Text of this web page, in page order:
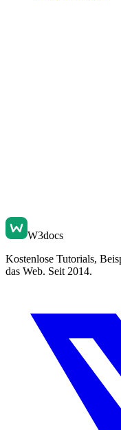
W3docs
Kostenlose Tutorials,
das Web. Seit 2014.